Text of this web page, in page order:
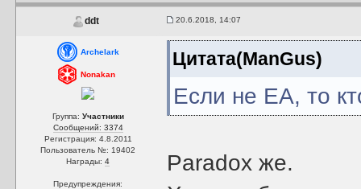
ddt 20.6.2018, 14:07
Archelark
Nonakan
Группа: Участники
Сообщений: 3374
Регистрация: 4.8.2011
Пользователь №: 19402
Награды:4
Предупреждения:
Цитата(ManGus)
Если не ЕА, то
Paradox же.